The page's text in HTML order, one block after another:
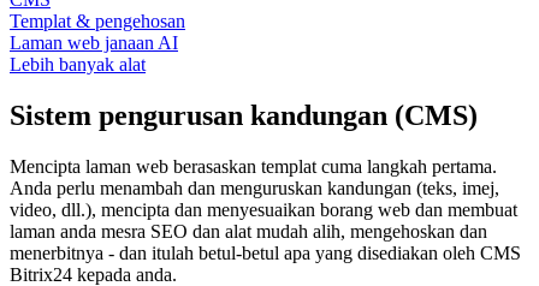
Templat & pengehosan
Laman web janaan AI
Lebih banyak alat
Sistem pengurusan kandungan (CMS)
Mencipta laman web berasaskan templat cuma langkah pertama.
Anda perlu menambah dan menguruskan kandungan (teks, imej,
video, dll.), mencipta dan menyesuaikan borang web dan membuat
laman anda mesra SEO dan alat mudah alih, mengehoskan dan
menerbitnya - dan itulah betul-betul apa yang disediakan oleh CMS
Bitrix24 kepada anda.